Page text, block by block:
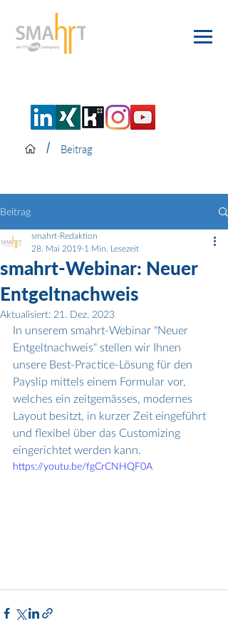
/ Beitrag
Beitrag
smahrt-Webinar: Neuer
Entgeltnachweis
smahrt-Redaktion
28. Mai 2019 1 Min. Lesezeit
Aktualisiert: 21. Dez. 2023
In unserem smahrt-Webinar "Neuer
Entgeltnachweis" stellen wir Ihnen
unsere Best-Practice-Lösung für den
Payslip mittels einem Formular vor,
welches ein zeitgemässes, modernes
Layout besitzt, in kurzer Zeit eingeführt
und flexibel über das Customizing
eingerichtet werden kann.
https://youtu.be/fgCrCNHQF0A